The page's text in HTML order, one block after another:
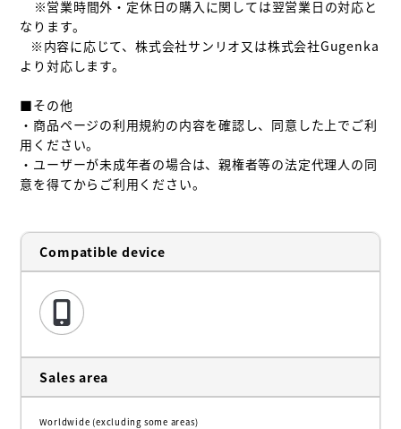
なります。
より対応します。
■その他
・商品ページの利用規約の内容を確認し、同意した上でご利
用ください。
・ユーザーが未成年者の場合は、親権者等の法定代理人の同
意を得てからご利用ください。
Compatible device
Sales area
Worldwide (excluding some areas)